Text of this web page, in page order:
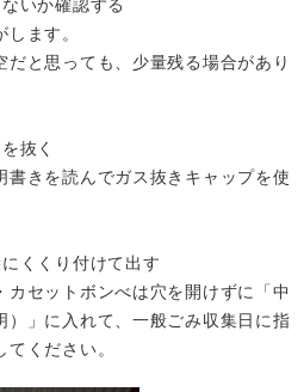
いか確認する
ます。
思っても、少量残る場合があり
抜く
きを読んでガス抜きキャップを使
くくり付けて出す
セットボンべは穴を開けずに「中
）」に入れて、一般ごみ収集日に指
ください。